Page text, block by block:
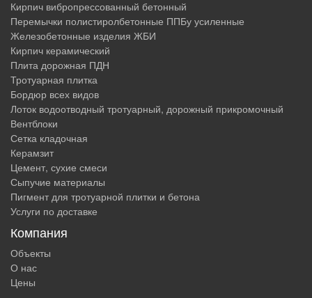
Кирпич вибропрессованный бетонный
Перемычки полистиролбетонные ППБу усиленные
Железобетонные изделия ЖБИ
Кирпич керамический
Плита дорожная ПДН
Тротуарная плитка
Бордюр всех видов
Лоток водоотводный тротуарный, дорожный прикромочный
Вентблоки
Сетка кладочная
Керамзит
Цемент, сухие смеси
Сыпучие материалы
Пигмент для тротуарной плитки и бетона
Услуги по доставке
Компания
Объекты
О нас
Цены